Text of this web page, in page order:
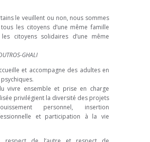
le veuillent ou non, nous sommes
les citoyens d’une même famille
les citoyens solidaires d’une même
GHALI
et accompagne des adultes en
vivre ensemble et prise en charge
privilégient la diversité des projets
personnel, insertion
et participation à la vie